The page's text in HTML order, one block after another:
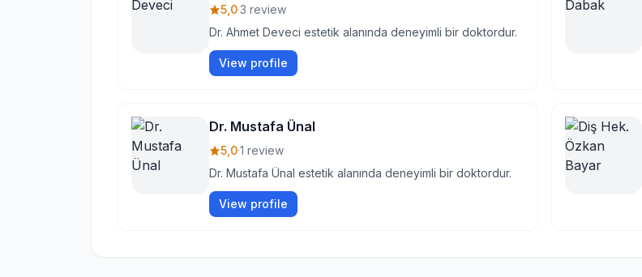
5,0·3 review
Dr. Ahmet Deveci estetik alanında deneyimli bir doktordur.
View profile
Dr. Mustafa Ünal
5,0·1 review
Dr. Mustafa Ünal estetik alanında deneyimli bir doktordur.
View profile